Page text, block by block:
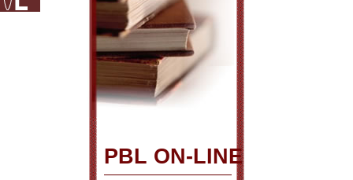
PBL ON-LINE